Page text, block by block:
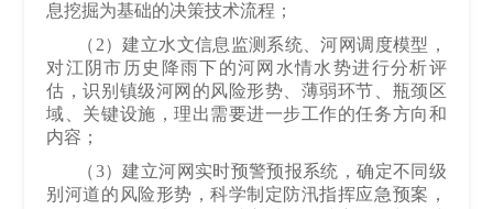
息挖掘为基础的决策技术流程；
（ 2）建立水文信息监测系统、河网调度模型，
对江阴市历史降雨下的河网水情水势进行分析评
估，识别镇级河网的风险形势、薄弱环节、瓶颈区
域、关键设施，理出需要进一步工作的任务方向和
内容；
（3）建立河网实时预警预报系统，确定不同级
别河道的风险形势，科学制定防汛指挥应急预案，